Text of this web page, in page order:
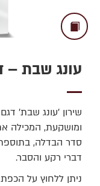
עונג שבת –
שירון 'עונג שבת'
ומושקעת, המכילה
סדר הבדלה, בתוספת
דברי רקע והסבר.
ניתן ללחוץ על